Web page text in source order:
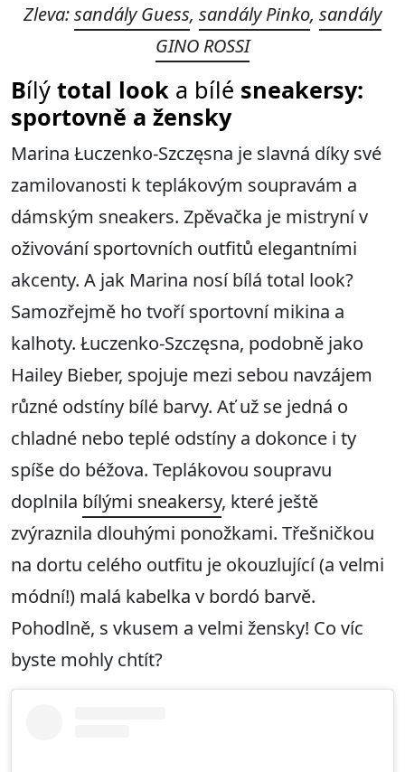
Zleva:sandály Guess, sandály Pinko, sandály
GINO ROSSI
Bílý total look a bílé sneakersy:
sportovně a žensky
Marina Łuczenko-Szczęsna je slavná díky své
zamilovanosti k teplákovým soupravám a
dámským sneakers. Zpěvačka je mistryní v
oživování sportovních outfitů elegantními
akcenty. A jak Marina nosí bílá total look?
Samozřejmě ho tvoří sportovní mikina a
kalhoty. Łuczenko-Szczęsna, podobně jako
Hailey Bieber, spojuje mezi sebou navzájem
různé odstíny bílé barvy. Ať už se jedná o
chladné nebo teplé odstíny a dokonce i ty
spíše do béžova. Teplákovou soupravu
doplnila bílými sneakersy, které ještě
zvýraznila dlouhými ponožkami. Třešničkou
na dortu celého outfitu je okouzlující (a velmi
módní!) malá kabelka v bordó barvě.
Pohodlně, s vkusem a velmi žensky! Co víc
byste mohly chtít?